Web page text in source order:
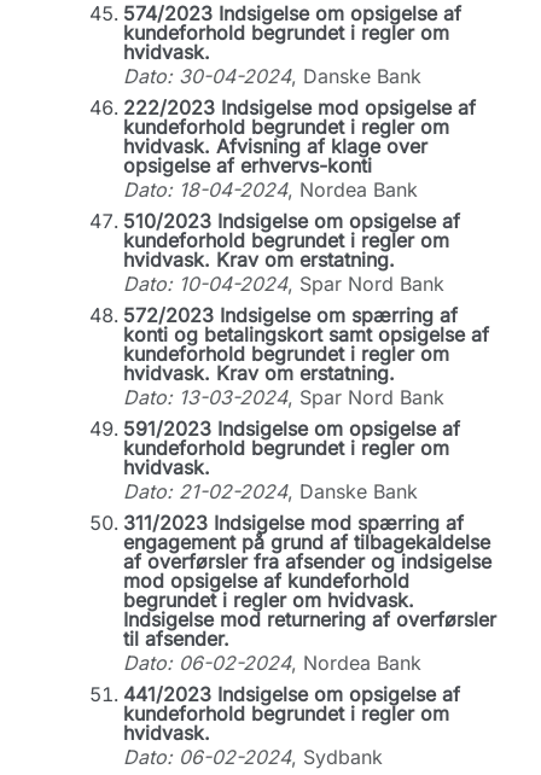
574/2023 Indsigelse om opsigelse af
kundeforhold begrundet i regler om
hvidvask.
Dato: 30-04-2024, Danske Bank
222/2023 Indsigelse mod opsigelse af
kundeforhold begrundet i regler om
hvidvask. Afvisning af klage over
opsigelse af erhvervs-konti
Dato: 18-04-2024, Nordea Bank
510/2023 Indsigelse om opsigelse af
kundeforhold begrundet i regler om
hvidvask. Krav om erstatning.
Dato: 10-04-2024, Spar Nord Bank
572/2023 Indsigelse om spærring af
konti og betalingskort samt opsigelse af
kundeforhold begrundet i regler om
hvidvask. Krav om erstatning.
Dato: 13-03-2024, Spar Nord Bank
591/2023 Indsigelse om opsigelse af
kundeforhold begrundet i regler om
hvidvask.
Dato: 21-02-2024, Danske Bank
311/2023 Indsigelse mod spærring af
engagement på grund af tilbagekaldelse
af overførsler fra afsender og indsigelse
mod opsigelse af kundeforhold
begrundet i regler om hvidvask.
Indsigelse mod returnering af overførsler
til afsender.
Dato: 06-02-2024, Nordea Bank
441/2023 Indsigelse om opsigelse af
kundeforhold begrundet i regler om
hvidvask.
Dato: 06-02-2024, Sydbank